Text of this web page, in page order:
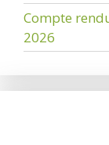
Compte
2026